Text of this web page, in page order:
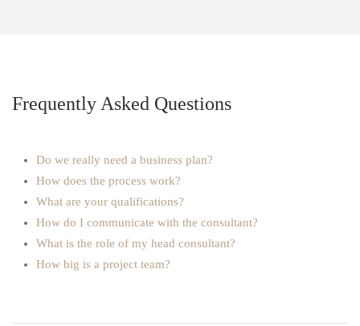
Frequently Asked Questions
Do we really need a business plan?
How does the process work?
What are your qualifications?
How do I communicate with the consultant?
What is the role of my head consultant?
How big is a project team?